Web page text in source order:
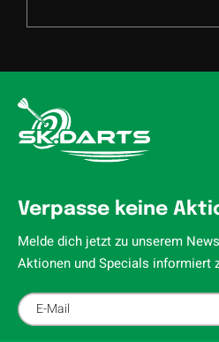
Verpasse keine
Melde dich jetzt zu unserem
Aktionen und Specials informiert